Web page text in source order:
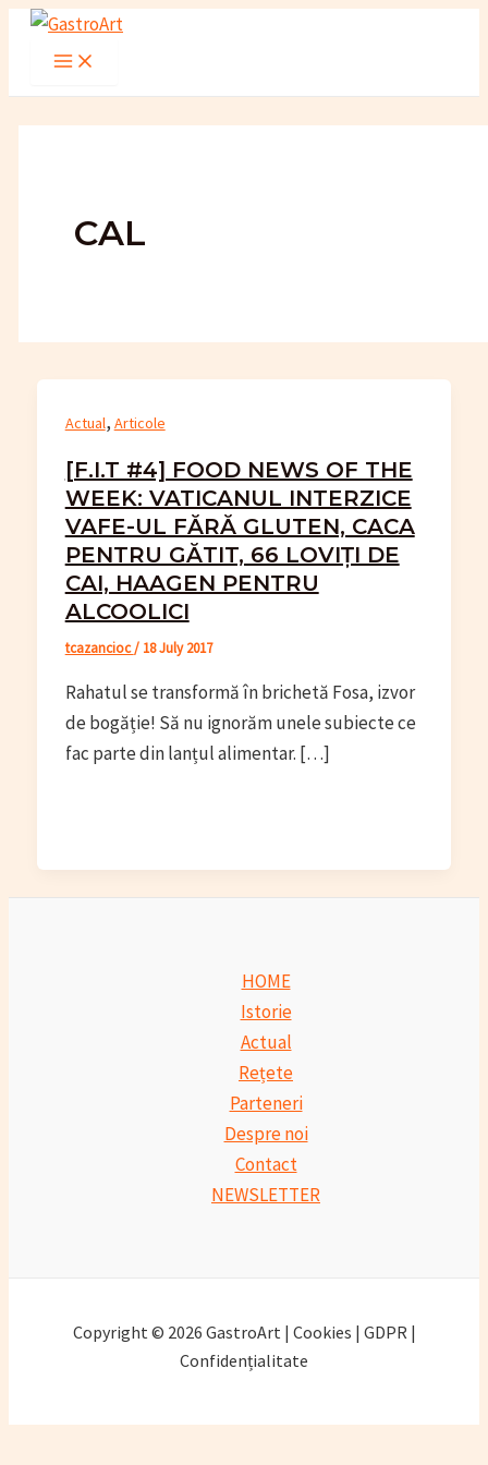
Skip
Main
CAL
Actual, Articole
[F.I.T #4] FOOD NEWS OF THE
WEEK: VATICANUL INTERZICE
VAFE-UL FĂRĂ GLUTEN, CACA
PENTRU GĂTIT, 66 LOVIȚI DE
CAI, HAAGEN PENTRU
ALCOOLICI
tcazancioc/ 18 July 2017
Rahatul se transformă în brichetă Fosa, izvor
de bogăție! Să nu ignorăm unele subiecte ce
fac parte din lanțul alimentar. […]
HOME
Istorie
Actual
Rețete
Parteneri
Despre noi
Contact
NEWSLETTER
Copyright © 2026 GastroArt | Cookies | GDPR |
Confidențialitate